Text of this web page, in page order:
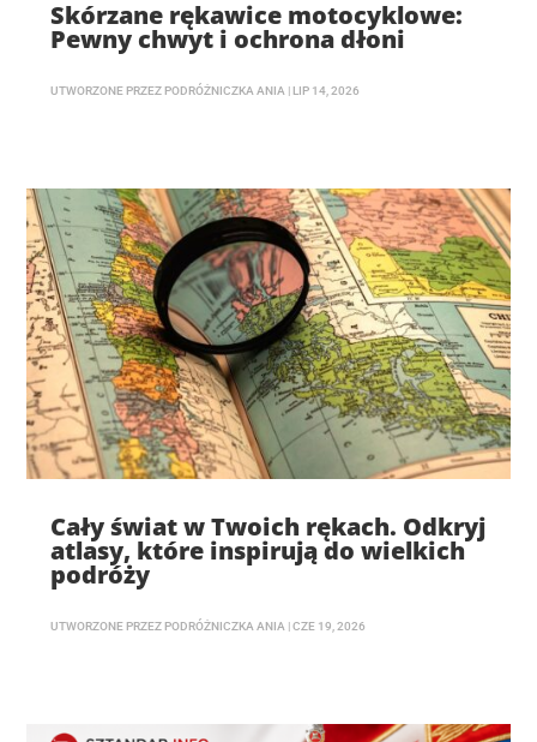
Skórzane rękawice motocyklowe:
Pewny chwyt i ochrona dłoni
UTWORZONE PRZEZ PODRÓŻNICZKA ANIA LIP 14, 2026
Cały świat w Twoich rękach. Odkryj
atlasy, które inspirują do wielkich
podróży
UTWORZONE PRZEZ PODRÓŻNICZKA ANIA |CZE 19, 2026